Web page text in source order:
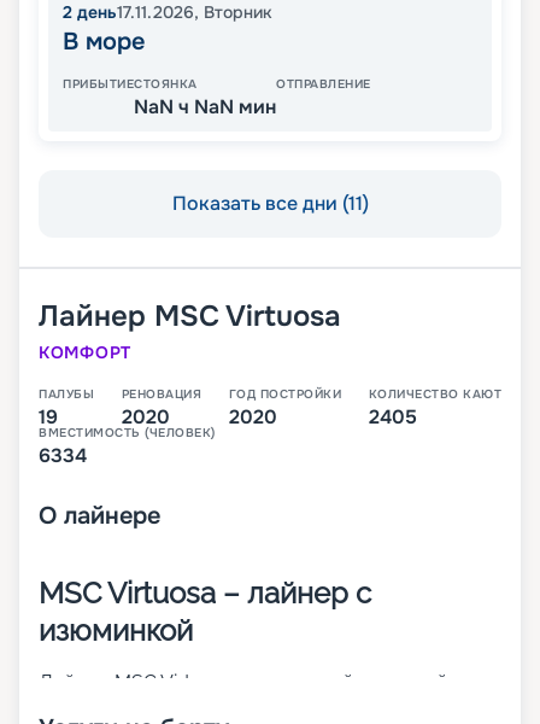
2 день17.11.2026, Вторник
В море
ПРИБЫТИЕСТОЯНКА
NaN ч NaN мин
ОТПРАВЛЕНИЕ
Показать все дни (11)
Лайнер MSC Virtuosa
КОМФОРТ
ПАЛУБЫ
19
РЕНОВАЦИЯ
2020
ГОД ПОСТРОЙКИ
2020
КОЛИЧЕСТВО КАЮТ
2405
ВМЕСТИМОСТЬ (ЧЕЛОВЕК)
6334
О лайнере
MSC Virtuosa – лайнер с
изюминкой
Лайнер MSC Virtuosa – четвертый круизный